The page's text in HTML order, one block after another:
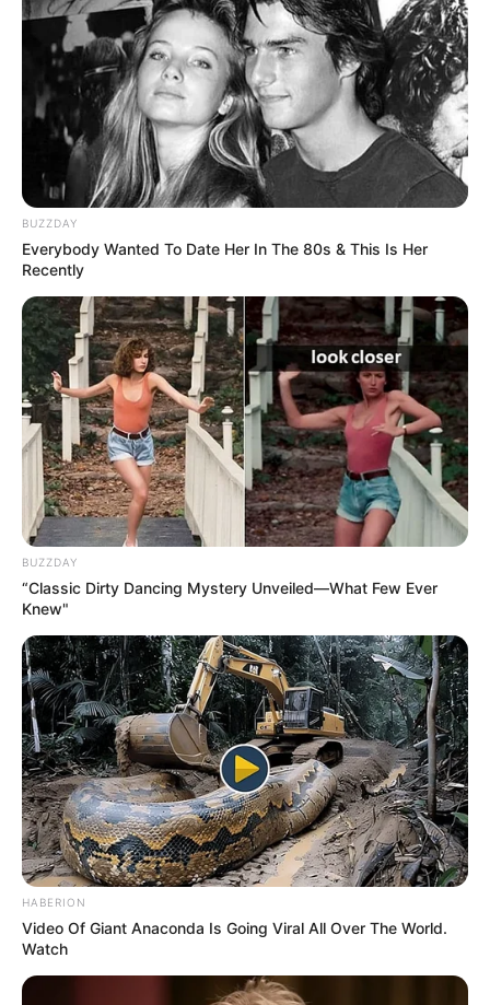
BUZZDAY
Everybody Wanted To Date Her In The 80s & This Is Her
Recently
BUZZDAY
“Classic Dirty Dancing Mystery Unveiled—What Few Ever
Knew"
HABERION
Video Of Giant Anaconda Is Going Viral All Over The World.
Watch